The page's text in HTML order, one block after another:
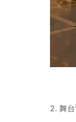
2. 舞